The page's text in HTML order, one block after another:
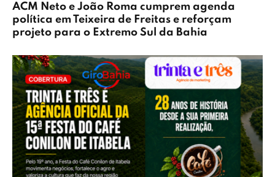
ACM Neto e João Roma cumprem agenda
política em Teixeira de Freitas e reforçam
projeto para o Extremo Sul da Bahia